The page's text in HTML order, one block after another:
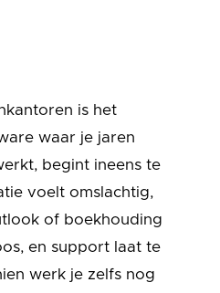
is het
waar je jaren
begint ineens te
voelt omslachtig,
of boekhouding
en support laat te
werk je zelfs nog